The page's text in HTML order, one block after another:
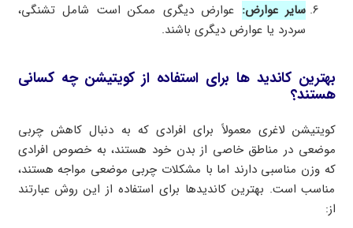
سایر عوارض: عوارض دیگری ممکن است شامل تشنگی،
سردرد یا عوارض دیگری باشند.
بهترین کاندید ها برای استفاده از کویتیشن چه کسانی
هستند؟
کویتیشن لاغری معمولاً برای افرادی که به دنبال کاهش چربی
موضعی در مناطق خاصی از بدن خود هستند، به خصوص افرادی
که وزن مناسبی دارند اما با مشکلات چربی موضعی مواجه هستند،
مناسب است. بهترین کاندیدها برای استفاده از این روش عبارتند
از: